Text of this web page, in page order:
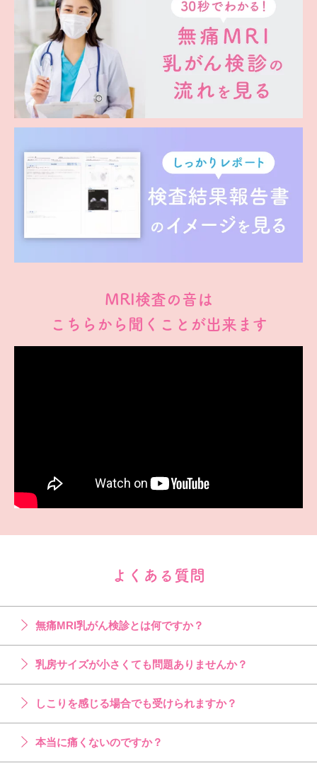
MRI検査の音は
こちらから聞くことが出来ます
よくある質問
無痛MRI乳がん検診とは何ですか？
乳房サイズが小さくても問題ありませんか？
しこりを感じる場合でも受けられますか？
本当に痛くないのですか？